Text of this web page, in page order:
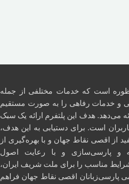
است که خدمات مختلفی از جمله
و خدمات رفاهی را به صورت مستقیم
می‌دهد. هدف این پلتفرم ارائه یک سبک
است. برای دستیابی به این هدف،
از اقصی نقاط جهان و با بهره‌گیری از
و پارسی‌سازی و با رعایت اصول
مناسب را برای ملت شریف ایران،
پارسی‌زبانان اقصی نقاط جهان فراهم